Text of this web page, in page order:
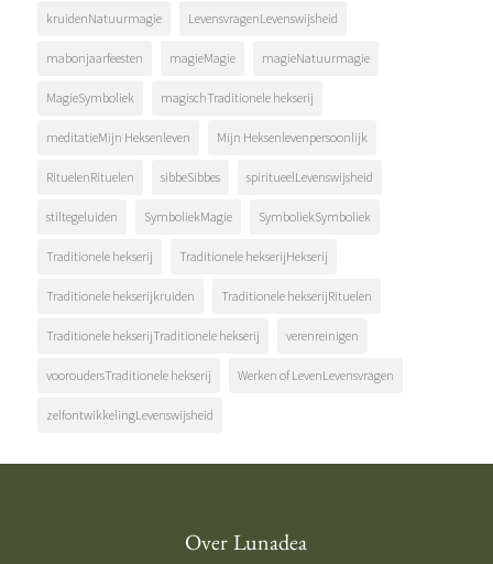
kruidenNatuurmagie LevensvragenLevenswijsheid
mabonjaarfeesten magieMagie magieNatuurmagie
MagieSymboliek magischTraditionele hekserij
meditatieMijn Heksenleven Mijn Heksenlevenpersoonlijk
RituelenRituelen sibbeSibbes spiritueelLevenswijsheid
stiltegeluiden SymboliekMagie SymboliekSymboliek
Traditionele hekserij Traditionele hekserijHekserij
Traditionele hekserijkruiden Traditionele hekserijRituelen
Traditionele hekserijTraditionele hekserij verenreinigen
vooroudersTraditionele hekserij Werken of LevenLevensvragen
zelfontwikkelingLevenswijsheid
Over Lunadea